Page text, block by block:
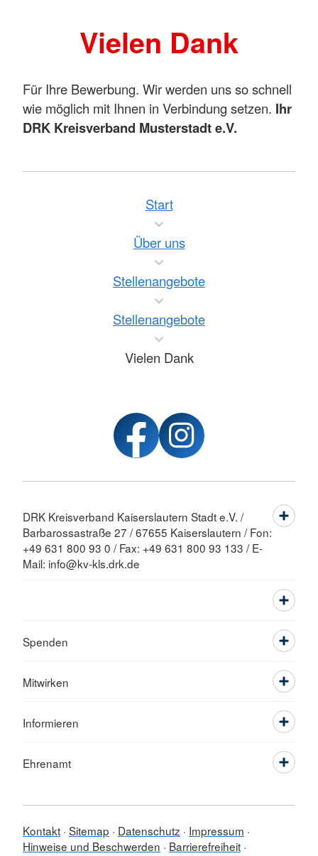
Vielen Dank
Für Ihre Bewerbung. Wir werden uns so schnell
wie möglich mit Ihnen in Verbindung setzen. Ihr
DRK Kreisverband Musterstadt e.V.
Start
Über uns
Stellenangebote
Stellenangebote
Vielen Dank
DRK Kreisverband Kaiserslautern Stadt e.V. /
Barbarossastraße 27 / 67655 Kaiserslautern / Fon:
+49 631 800 93 0 / Fax: +49 631 800 93 133 / E-
Mail: info@kv-kls.drk.de
Spenden
Mitwirken
Informieren
Ehrenamt
Kontakt Sitemap Datenschutz
Impressum
Hinweise und Beschwerden
Barrierefreiheit